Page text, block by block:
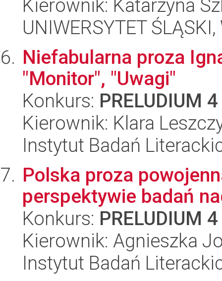
Kierownik: Katarzyna
UNIWERSYTET
Niefabularna proza
"Monitor", "Uwagi"
Konkurs: PRELUDIUM 4
Kierownik: Klara
Instytut Badań
Polska proza
perspektywie badań
Konkurs: PRELUDIUM 4
Kierownik: Agnieszka
Instytut Badań